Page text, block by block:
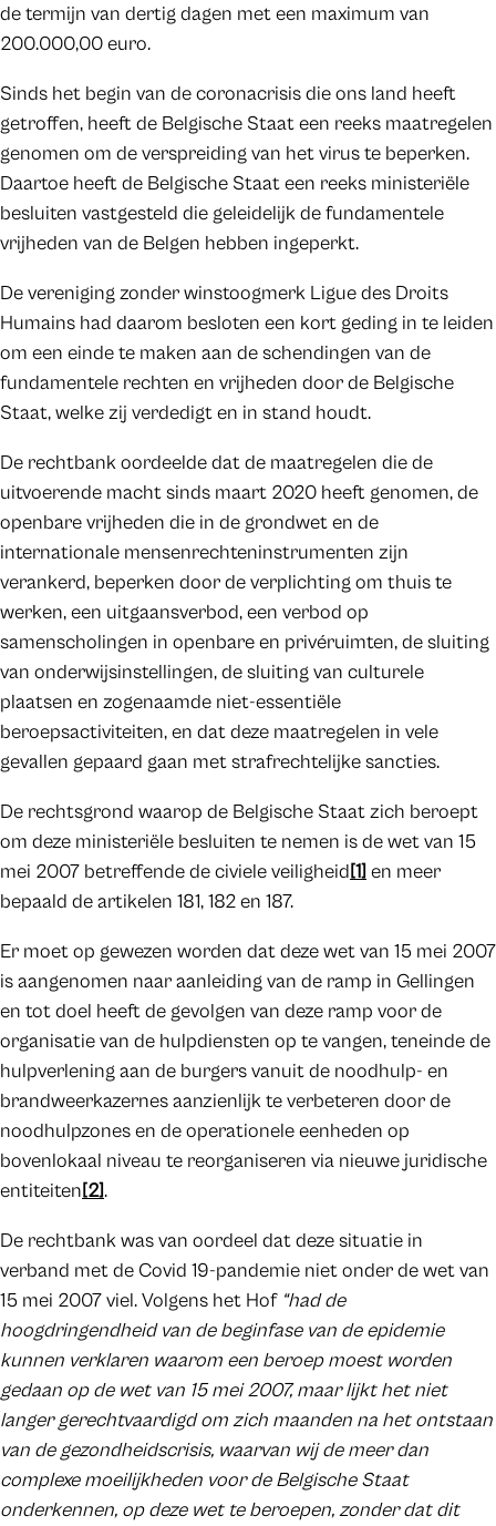
de termijn van dertig dagen met een maximum van
200.000,00 euro.
Sinds het begin van de coronacrisis die ons land heeft
getroffen, heeft de Belgische Staat een reeks maatregelen
genomen om de verspreiding van het virus te beperken.
Daartoe heeft de Belgische Staat een reeks ministeriële
besluiten vastgesteld die geleidelijk de fundamentele
vrijheden van de Belgen hebben ingeperkt.
De vereniging zonder winstoogmerk Ligue des Droits
Humains had daarom besloten een kort geding in te leiden
om een einde te maken aan de schendingen van de
fundamentele rechten en vrijheden door de Belgische
Staat, welke zij verdedigt en in stand houdt.
De rechtbank oordeelde dat de maatregelen die de
uitvoerende macht sinds maart 2020 heeft genomen, de
openbare vrijheden die in de grondwet en de
internationale mensenrechteninstrumenten zijn
verankerd, beperken door de verplichting om thuis te
werken, een uitgaansverbod, een verbod op
samenscholingen in openbare en privéruimten, de sluiting
van onderwijsinstellingen, de sluiting van culturele
plaatsen en zogenaamde niet-essentiële
beroepsactiviteiten, en dat deze maatregelen in vele
gevallen gepaard gaan met strafrechtelijke sancties.
De rechtsgrond waarop de Belgische Staat zich beroept
om deze ministeriële besluiten te nemen is de wet van 15
mei 2007 betreffende de civiele veiligheid[1] en meer
bepaald de artikelen 181, 182 en 187.
Er moet op gewezen worden dat deze wet van 15 mei 2007
is aangenomen naar aanleiding van de ramp in Gellingen
en tot doel heeft de gevolgen van deze ramp voor de
organisatie van de hulpdiensten op te vangen, teneinde de
hulpverlening aan de burgers vanuit de noodhulp- en
brandweerkazernes aanzienlijk te verbeteren door de
noodhulpzones en de operationele eenheden op
bovenlokaal niveau te reorganiseren via nieuwe juridische
entiteiten[2].
De rechtbank was van oordeel dat deze situatie in
verband met de Covid 19-pandemie niet onder de wet van
15 mei 2007 viel. Volgens het Hof “had de
hoogdringendheid van de beginfase van de epidemie
kunnen verklaren waarom een beroep moest worden
gedaan op de wet van 15 mei 2007, maar lijkt het niet
langer gerechtvaardigd om zich maanden na het ontstaan
van de gezondheidscrisis, waarvan wij de meer dan
complexe moeilijkheden voor de Belgische Staat
onderkennen, op deze wet te beroepen, zonder dat dit